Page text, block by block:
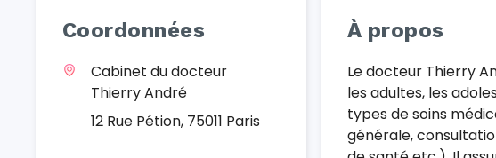
Coordonnées
Cabinet du docteur
Thierry André
12 Rue Pétion, 75011 Paris
À propos
Le docteur Thierry
les adultes, les
types de soins
générale,